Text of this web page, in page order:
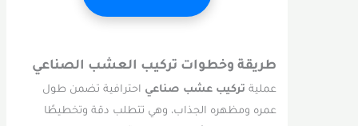
طريقة وخطوات تركيب العشب الصناعي
عمليةتركيب عشب صناعياحترافية تضمن طول
عمره ومظهره الجذاب، وهي تتطلب دقة وتخطيطًا